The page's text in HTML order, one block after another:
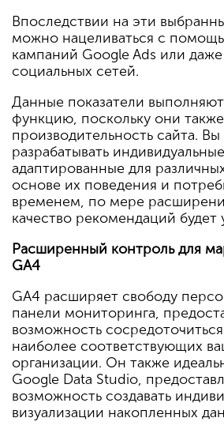
Впоследствии на эти
можно нацеливаться с
кампаний Google Ads или
социальных сетей.
Данные показатели
функцию, поскольку они
производительность сайта.
разрабатывать
адаптированные для
основе их поведения и
временем, по мере
качество рекомендаций будет
Расширенный контроль для
GA4
GA4 расширяет свободу
панели мониторинга,
возможность
наиболее соответствующих
организации. Он также
Google Data Studio,
возможность создавать
визуализации накопленных